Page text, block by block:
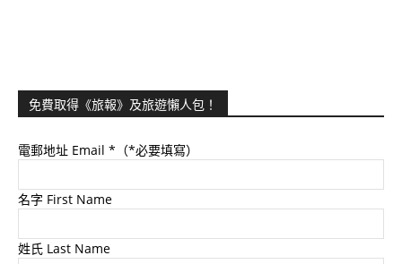
免費取得《旅報》及旅遊懶人包！
電郵地址 Email *（*必要填寫）
名字 First Name
姓氏 Last Name